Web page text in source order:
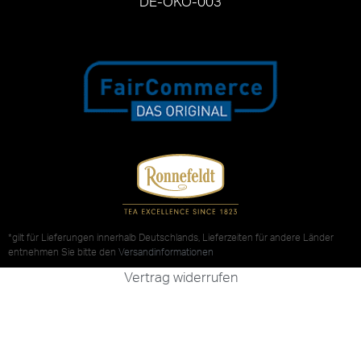
*gilt für Lieferungen innerhalb Deutschlands, Lieferzeiten für andere Länder
entnehmen Sie bitte den Versandinformationen
Vertrag widerrufen